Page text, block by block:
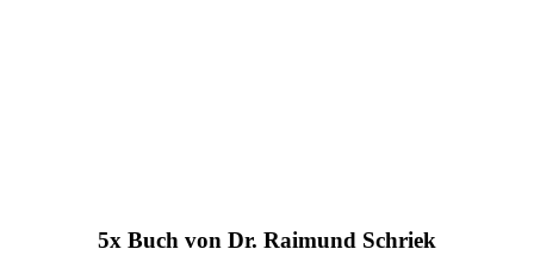
5x Buch von Dr. Raimund Schriek